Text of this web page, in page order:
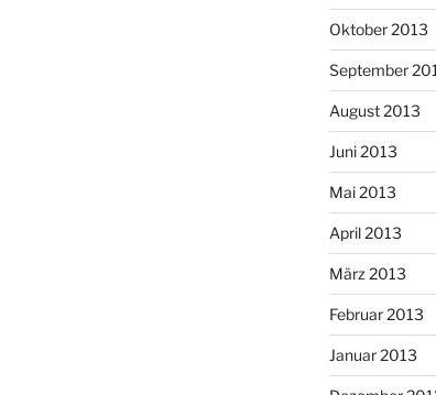
Oktober 2013
September
August 2013
Juni 2013
Mai 2013
April 2013
März 2013
Februar 2013
Januar 2013